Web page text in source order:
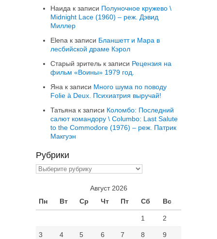
Наида к записи Полуночное кружево \
Midnight Lace (1960) – реж. Дэвид
Миллер
Elena к записи Бланшетт и Мара в
лесбийской драме Кэрол
Старый зритель к записи Рецензия на
фильм «Воины» 1979 год.
Яна к записи Много шума по поводу
Folie à Deux. Психиатрия выручай!
Татьяна к записи Коломбо: Последний
салют командору \ Columbo: Last Salute
to the Commodore (1976) – реж. Патрик
Макгуэн
Рубрики
Рубрики
Август 2026
Пн
Вт Ср Чт Пт Сб Вс
1 2
3 4 5 6 7 8 9